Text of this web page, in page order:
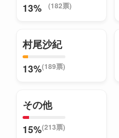
13% (182票)
村尾沙紀
13%(189票)
その他
15%(213票)